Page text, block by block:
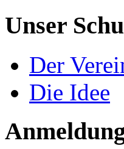
Unser
Der
Die Idee